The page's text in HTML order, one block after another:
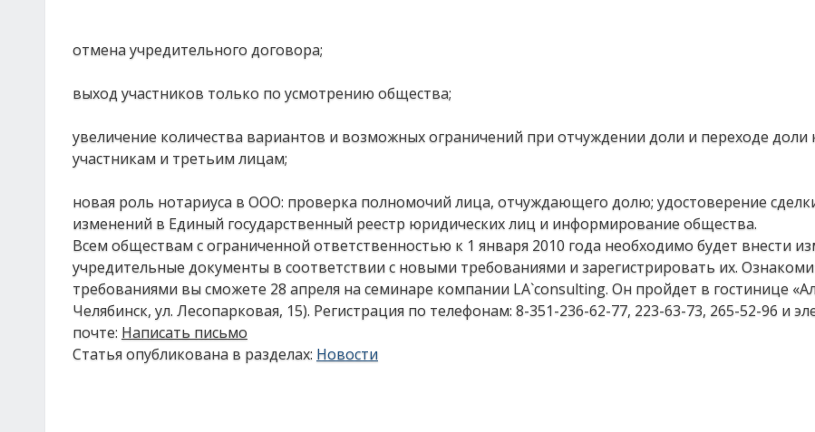
отмена учредительного договора;
выход участников только по усмотрению общества;
увеличение количества вариантов и возможных ограничений при отчуждении доли и переходе доли
участникам и третьим лицам;
новая роль нотариуса в ООО: проверка полномочий лица, отчуждающего долю; удостоверение
изменений в Единый государственный реестр юридических лиц и информирование общества.
Всем обществам с ограниченной ответственностью к 1 января 2010 года необходимо будет внести
учредительные документы в соответствии с новыми требованиями и зарегистрировать их.
требованиями вы сможете 28 апреля на семинаре компании LA`consulting. Он пройдет в гостинице
Челябинск, ул. Лесопарковая, 15). Регистрация по телефонам: 8-351-236-62-77, 223-63-73, 265-52-96 и
почте: Написать письмо
Статья опубликована в разделах: Новости